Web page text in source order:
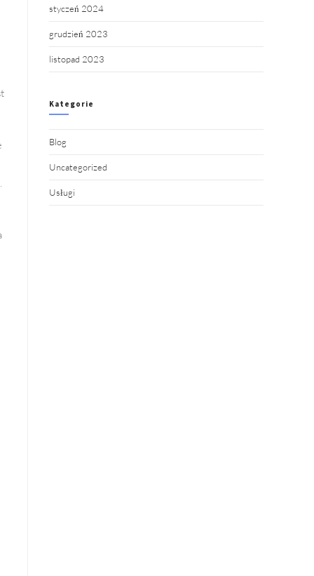
styczeń 2024
grudzień 2023
listopad 2023
Kategorie
Blog
Uncategorized
Usługi